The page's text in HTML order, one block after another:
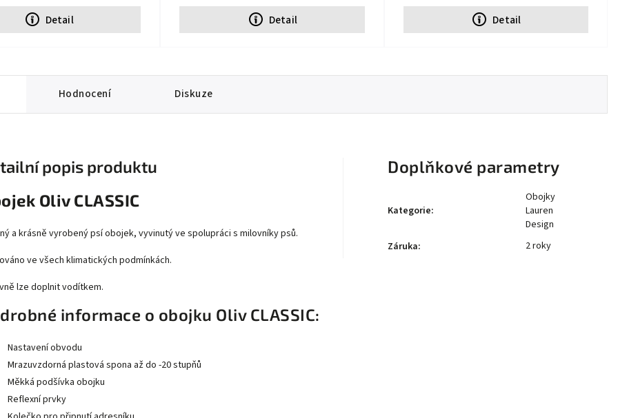
Detail Detail Detail
Hodnocení Diskuze
popis produktu
Oliv CLASSIC
a krásně vyrobený psí obojek, vyvinutý ve spolupráci s milovníky psů.
ve všech klimatických podmínkách.
lze doplnit vodítkem.
informace o obojku Oliv CLASSIC:
Nastavení obvodu
Mrazuvzdorná plastová spona až do -20 stupňů
Měkká podšívka obojku
Reflexní prvky
Doplňkové parametry
Kategorie:
Obojky
Lauren
Design
Záruka: 2 roky